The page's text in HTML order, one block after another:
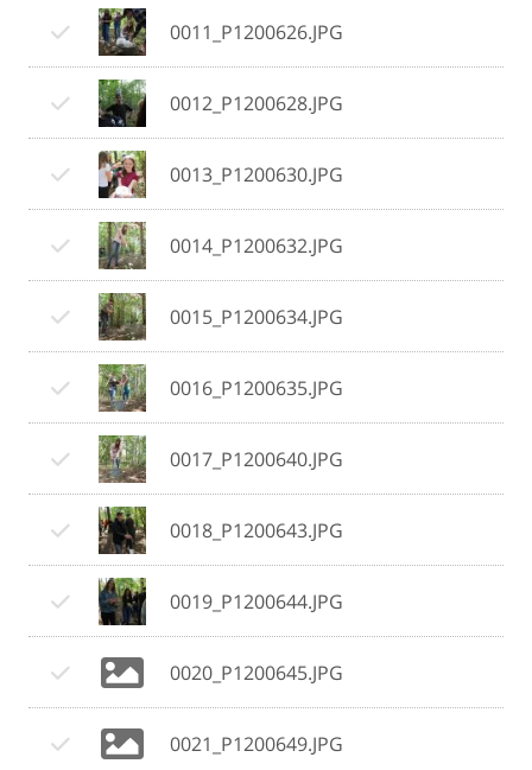
0011_P1200626.JPG
0012_P1200628.JPG
0013_P1200630.JPG
0014_P1200632.JPG
0015_P1200634.JPG
0016_P1200635.JPG
0017_P1200640.JPG
0018_P1200643.JPG
0019_P1200644.JPG
0020_P1200645.JPG
0021_P1200649.JPG